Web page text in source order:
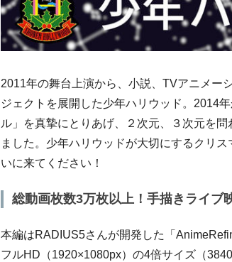
2011年の舞台上演から、小説、TVアニメー
ジェクトを展開した少年ハリウッド。2014
ル」を真摯にとりあげ、２次元、３次元を
ました。少年ハリウッドが大切にするクリ
いに来てください！
総動画枚数3万枚以上！手描きライブ
本編はRADIUS5さんが開発した「
フルHD（1920×1080px）の4倍サイズ（